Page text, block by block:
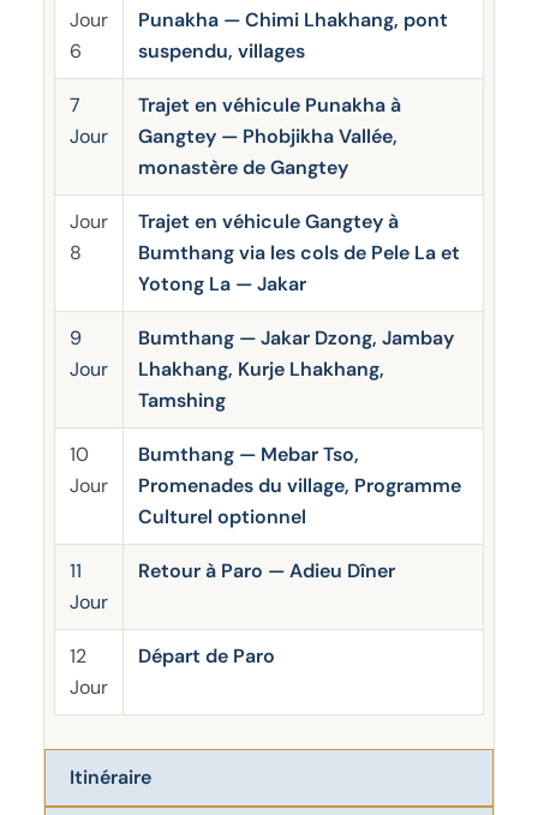
Jour
6
Punakha — Chimi Lhakhang, pont
suspendu, villages
7
Jour
Trajet en véhicule Punakha à
Gangtey — Phobjikha Vallée,
monastère de Gangtey
Jour
8
Trajet en véhicule Gangtey à
Bumthang via les cols de Pele La et
Yotong La — Jakar
9
Jour
Bumthang — Jakar Dzong, Jambay
Lhakhang, Kurje Lhakhang,
Tamshing
10
Jour
Bumthang — Mebar Tso,
Promenades du village, Programme
Culturel optionnel
11
Jour
Retour à Paro — Adieu Dîner
12
Jour
Départ de Paro
Itinéraire